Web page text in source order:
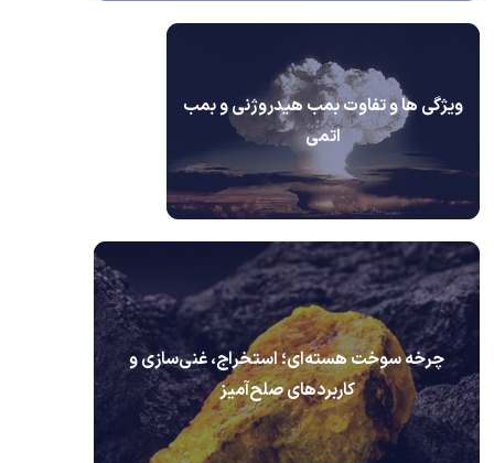
ویژگی ها و تفاوت بمب هیدروژنی و بمب
اتمی
چرخه سوخت هسته‌ای؛ استخراج، غنی‌سازی و
کاربردهای صلح‌آمیز